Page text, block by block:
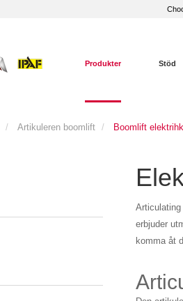
Produkter Stöd
Artikuleren boomlift Boomlift
erbjuder
komma åt